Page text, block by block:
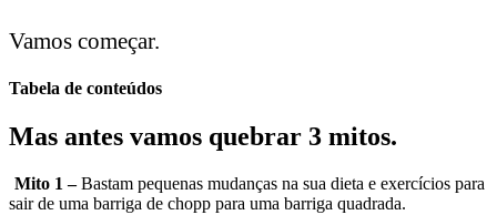
Vamos começar.
Tabela de conteúdos
Mas antes vamos quebrar 3 mitos.
Mito 1 –Bastam pequenas mudanças na sua dieta e exercícios para
sair de uma barriga de chopp para uma barriga quadrada.